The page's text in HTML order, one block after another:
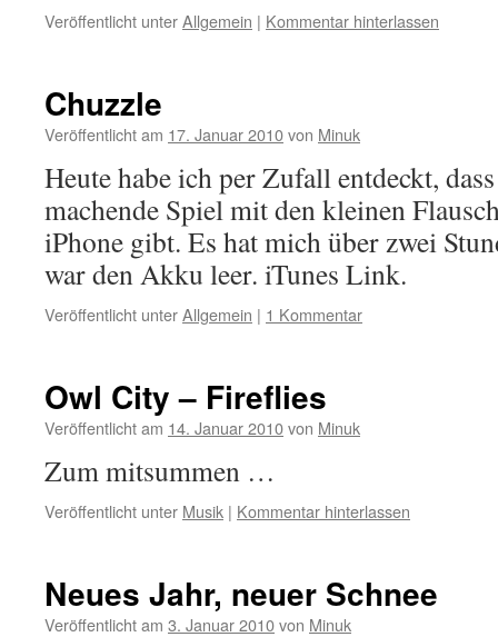
Veröffentlicht unterAllgemein | Kommentar hinterlassen
Chuzzle
Veröffentlicht am 17. Januar 2010von Minuk
Heute habe ich per Zufall entdeckt,
machende Spiel mit den kleinen
iPhone gibt. Es hat mich über zwei
war den Akku leer. iTunes Link.
Veröffentlicht unterAllgemein | 1 Kommentar
Owl City – Fireflies
Veröffentlicht am 14. Januar 2010von Minuk
Zum mitsummen …
Veröffentlicht unter Musik | Kommentar hinterlassen
Neues Jahr, neuer Schnee
Veröffentlicht am 3. Januar 2010von Minuk